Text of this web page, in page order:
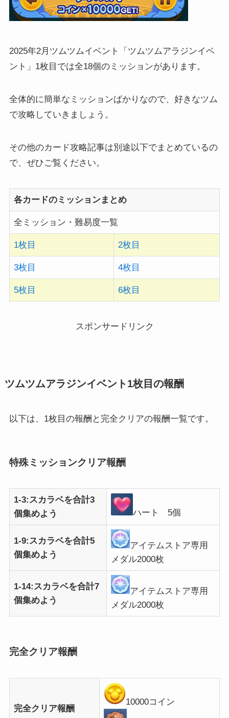
2025年2月ツムツムイベント「ツムツムアラジンイベ
ント」1枚目では全18個のミッションがあります。
全体的に簡単なミッションばかりなので、好きなツム
で攻略していきましょう。
その他のカード攻略記事は別途以下でまとめているの
で、ぜひご覧ください。
各カードのミッションまとめ
全ミッション・難易度一覧
1枚目 2枚目
3枚目 4枚目
5枚目 6枚目
スポンサードリンク
ツムツムアラジンイベント1枚目の報酬
以下は、1枚目の報酬と完全クリアの報酬一覧です。
特殊ミッションクリア報酬
1-3:スカラベを合計3
個集めよう
ハート 5個
1-9:スカラベを合計5
個集めよう
アイテムストア専用
メダル2000枚
1-14:スカラベを合計7
個集めよう
アイテムストア専用
メダル2000枚
完全クリア報酬
完全クリア報酬
10000コイン